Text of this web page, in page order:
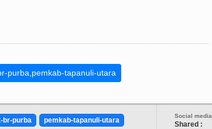
purba,pemkab-tapanuli-utara
Social media
Shared :
br-purba pemkab-tapanuli-utara